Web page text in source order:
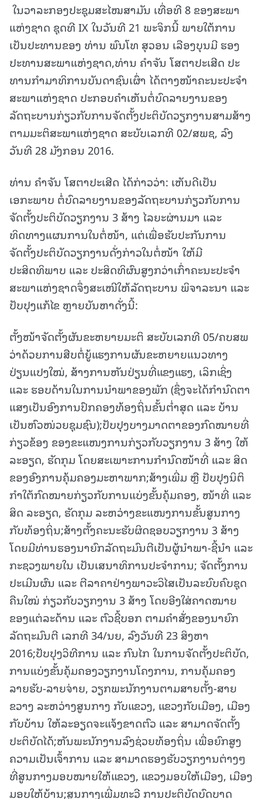
ໃນວາລະກອງປະຊຸມສະໄໝສາມັນ ເທື່ອທີ 8 ຂອງສະພາ
ແຫ່ງຊາດ ຊຸດທີ IX ໃນວັນທີ 21 ພະຈິກນີ້ ພາຍໃຕ້ການ
ເປັນປະທານຂອງ ທ່ານ ພົນໂທ ສຸວອນ ເລືອງບຸນມີ ຮອງ
ປະທານສະພາແຫ່ງຊາດ,ທ່ານ ຄໍາຈັນ ໂສຕາປະເສີດ ປະ
ທານກໍາມາທິການບັນດາຊົນເຜົ່າ ໄດ້ຕາງໜ້າຄະນະປະຈໍາ
ສະພາແຫ່ງຊາດ ປະກອບຄໍາເຫັນຕໍ່ບົດລາຍງານຂອງ
ລັດຖະບານກ່ຽວກັບການຈັດຕັ້ງປະຕິບັດວຽກງານສາມສ້າງ
ຕາມມະຕິສະພາແຫ່ງຊາດ ສະບັບເລກທີ 02/ສພຊ, ລົງ
ວັນທີ 28 ມັງກອນ 2016.
ທ່ານ ຄໍາຈັນ ໂສຕາປະເສີດ ໄດ້ກ່າວວ່າ: ເຫັນດີເປັນ
ເອກະພາບ ຕໍ່ບົດລາຍງານຂອງລັດຖະບານກ່ຽວກັບການ
ຈັດຕັ້ງປະຕິບັດວຽກງານ 3 ສ້າງ ໄລຍະຜ່ານມາ ແລະ
ທິດທາງແຜນການໃນຕໍ່ໜ້າ, ແຕ່ເພື່ອຮັບປະກັນການ
ຈັດຕັ້ງປະຕິບັດວຽກງານດັ່ງກ່າວໃນຕໍ່ໜ້າ ໃຫ້ມີ
ປະສິດທິພາບ ແລະ ປະສິດທິຜົນສູງກວ່າເກົ່າຄະນະປະຈຳ
ສະພາແຫ່ງຊາດຈຶ່ງສະເໜີໃຫ້ລັດຖະບານ ພິຈາລະນາ ແລະ
ປັບປຸງແກ້ໄຂ ຫຼາຍບັນຫາດັ່ງນີ້:
ຕັ້ງໜ້າຈັດຕັ້ງຜັນຂະຫຍາຍມະຕິ ສະບັບເລກທີ 05/ຄບສພ
ວ່າດ້ວຍການສືບຕໍ່ຍູ້ແຮງການຜັນຂະຫຍາຍແນວທາງ
ປ່ຽນແປງໃໝ່, ສ້າງການຫັນປ່ຽນທີ່ແຂງແຮງ, ເລິກເຊິ່ງ
ແລະ ຮອບດ້ານໃນການນໍາພາຂອງພັກ (ຊຶ່ງຈະໄດ້ກຳນົດຕາ
ແສງເປັນອົງການປົກຄອງທ້ອງຖິ່ນຂັ້ນຕໍ່າສຸດ ແລະ ບ້ານ
ເປັນຫົວໜ່ວຍຊຸມຊົນ);ປັບປຸງບາງມາດຕາຂອງກົດໝາຍທີ່
ກ່ຽວຂ້ອງ ຂອງຂະແໜງການກ່ຽວກັບວຽກງານ 3 ສ້າງ ໃຫ້
ລະອຽດ, ຮັດກຸມ ໂດຍສະເພາະການກຳນົດໜ້າທີ່ ແລະ ສິດ
ຂອງອົງການຄຸ້ມຄອງມະຫາພາກ;ສ້າງເພີ່ມ ຫຼື ປັບປຸງນິຕິ
ກໍາໃຕ້ກົດໝາຍກ່ຽວກັບການແບ່ງຂັ້ນຄຸ້ມຄອງ, ໜ້າທີ່ ແລະ
ສິດ ລະອຽດ, ຮັດກຸມ ລະຫວ່າງຂະແໜງການຂັ້ນສູນກາງ
ກັບທ້ອງຖິ່ນ;ສ້າງຕັ້ງຄະນະຮັບຜິດຊອບວຽກງານ 3 ສ້າງ
ໂດຍມີທ່ານຮອງນາຍົກລັດຖະມົນຕີເປັນຜູ້ນໍາພາ-ຊີ້ນໍາ ແລະ
ກະຊວງພາຍໃນ ເປັນເສນາທິການປະຈຳການ; ຈັດຕັ້ງການ
ປະເມີນຜົນ ແລະ ຕີລາຄາຢ່າງພາວະວິໄສເປັນລະບົບຄົບຊຸດ
ຄືນໃໝ່ ກ່ຽວກັບວຽກງານ 3 ສ້າງ ໂດຍອີງໃສ່ຄາດໝາຍ
ຂອງແຕ່ລະດ້ານ ແລະ ຕົວຊີ້ບອກ ຕາມຄໍາສັ່ງຂອງນາຍົກ
ລັດຖະມົນຕີ ເລກທີ 34/ນຍ, ລົງວັນທີ 23 ສິງຫາ
2016;ປັບປຸງວິທີການ ແລະ ກົນໄກ ໃນການຈັດຕັ້ງປະຕິບັດ,
ການແບ່ງຂັ້ນຄຸ້ມຄອງວຽກງານໂຄງການ, ການຄຸ້ມຄອງ
ລາຍຮັບ-ລາຍຈ່າຍ, ວຽກພະນັກງານຕາມສາຍຕັ້ງ-ສາຍ
ຂວາງ ລະຫວ່າງສູນກາງ ກັບແຂວງ, ແຂວງກັບເມືອງ, ເມືອງ
ກັບບ້ານ ໃຫ້ລະອຽດຈະແຈ້ງຂາດຕົວ ແລະ ສາມາດຈັດຕັ້ງ
ປະຕິບັດໄດ້;ຫັນພະນັກງານລົງຊ່ວຍທ້ອງຖິ່ນ ເພື່ອຍົກສູງ
ຄວາມເປັນເຈົ້າການ ແລະ ສາມາດຮອງຮັບວຽກງານຕ່າງໆ
ທີ່ສູນກາງມອບໝາຍໃຫ້ແຂວງ, ແຂວງມອບໃຫ້ເມືອງ, ເມືອງ
ມອບໃຫ້ບ້ານ;ສູນກາງເພີ່ມທະວີ ການປະຕິບັດບົດບາດ